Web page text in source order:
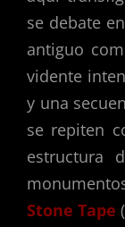
se debate
antiguo
vidente
y una
se repiten
estructura
Stone Tape (